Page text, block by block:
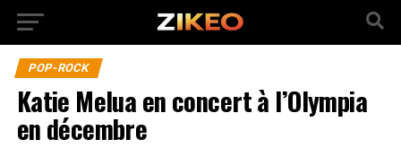
POP-ROCK
Katie Melua en concert à l’Olympia
en décembre